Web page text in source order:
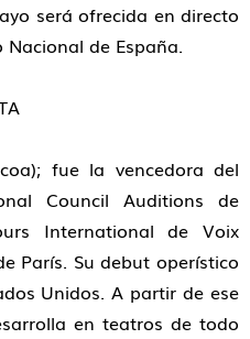
será ofrecida en directo
de España.
fue la vencedora del
Council Auditions de
International de Voix
París. Su debut operístico
Unidos. A partir de ese
en teatros de todo